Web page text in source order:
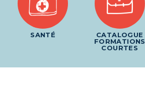
SANTÉ
CATALOGUE
FORMATIONS
COURTES